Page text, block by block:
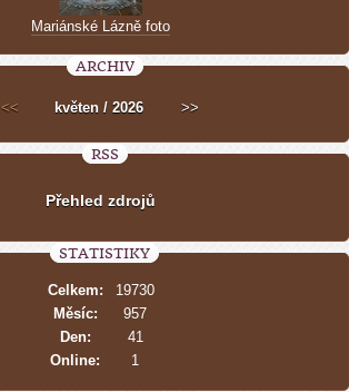
Mariánské Lázně foto
ARCHIV
<< květen / 2026 >>
RSS
Přehled zdrojů
STATISTIKY
Online: 1
Celkem:
19730
Měsíc:
957
Den:
41